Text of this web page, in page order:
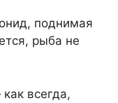
поднимая
рыба не
всегда,